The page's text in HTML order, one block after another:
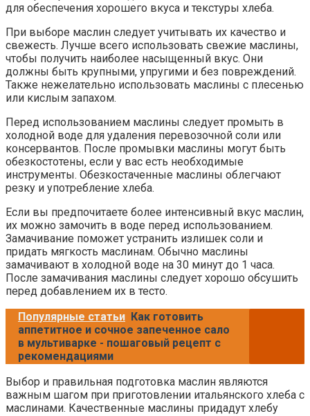
для обеспечения хорошего вкуса и текстуры хлеба.
При выборе маслин следует учитывать их качество и
свежесть. Лучше всего использовать свежие маслины,
чтобы получить наиболее насыщенный вкус. Они
должны быть крупными, упругими и без повреждений.
Также нежелательно использовать маслины с плесенью
или кислым запахом.
Перед использованием маслины следует промыть в
холодной воде для удаления перевозочной соли или
консервантов. После промывки маслины могут быть
обезкостотены, если у вас есть необходимые
инструменты. Обезкостаченные маслины облегчают
резку и употребление хлеба.
Если вы предпочитаете более интенсивный вкус маслин,
их можно замочить в воде перед использованием.
Замачивание поможет устранить излишек соли и
придать мягкость маслинам. Обычно маслины
замачивают в холодной воде на 30 минут до 1 часа.
После замачивания маслины следует хорошо обсушить
перед добавлением их в тесто.
Популярные статьи Как готовить
аппетитное и сочное запеченное сало
в мультиварке - пошаговый рецепт с
рекомендациями
Выбор и правильная подготовка маслин являются
важным шагом при приготовлении итальянского хлеба с
маслинами. Качественные маслины придадут хлебу